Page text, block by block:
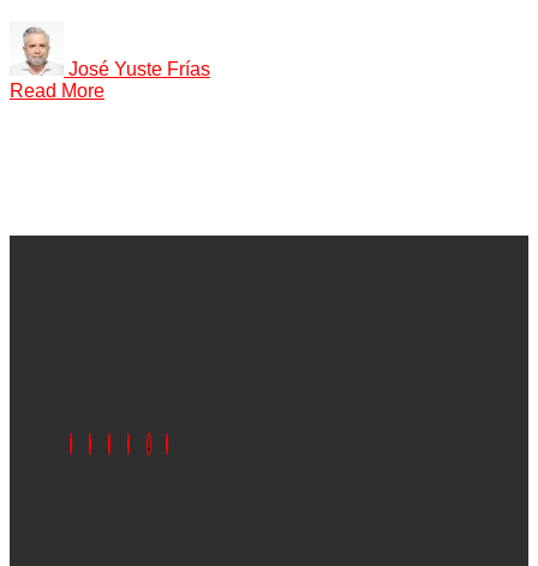
José Yuste Frías
Read More